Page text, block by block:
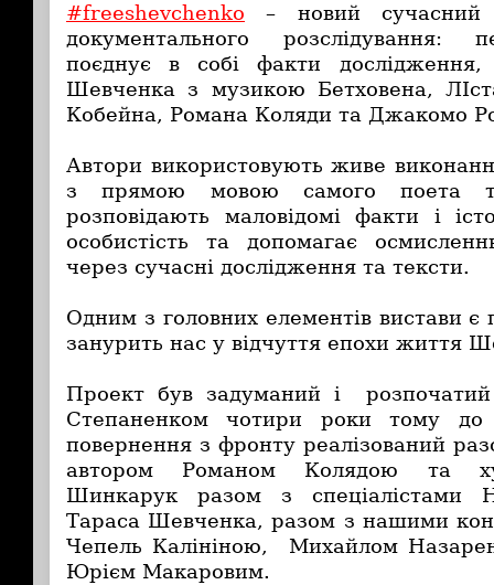
#freeshevchenko – новий сучасний
документального розслідування:
поєднує в собі факти
Шевченка з музикою Бетховена,
Кобейна, Романа Коляди та Джакомо
Автори використовують живе
з прямою мовою самого поета
розповідають маловідомі факти і
особистість та допомагає
через сучасні дослідження та тексти.
Одним з головних елементів вистави
занурить нас у відчуття епохи життя
Проект був задуманий і
Степаненком чотири роки тому до
повернення з фронту реалізований
автором Романом Колядою та
Шинкарук разом з спеціалістами
Тараса Шевченка, разом з нашими
Чепель Калініною, Михайлом
Юрієм Макаровим.